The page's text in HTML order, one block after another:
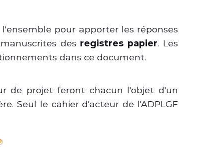
pour apporter les réponses
des registres papier. Les
dans ce document.
de projet feront chacun l'objet d'un
Seul le cahier d'acteur de l'ADPLGF